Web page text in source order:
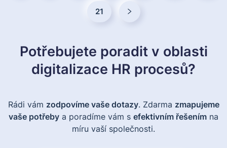
21
Potřebujete poradit v oblasti
digitalizace HR procesů?
Rádi vám zodpovíme vaše dotazy. Zdarma zmapujeme
vaše potřeby a poradíme vám s efektivním řešením na
míru vaší společnosti.